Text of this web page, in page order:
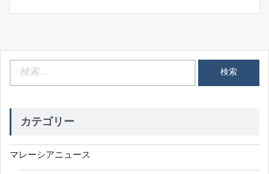
カテゴリー
マレーシアニュース